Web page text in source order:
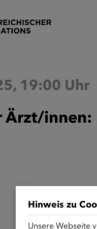
19:00 Uhr
Ärzt/innen:
Hinweis zu
Unsere Webseite